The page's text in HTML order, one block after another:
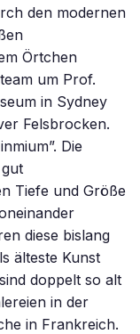
den modernen
Örtchen
um Prof.
in Sydney
Felsbrocken.
Die
Tiefe und Größe
diese bislang
älteste Kunst
doppelt so alt
in der
in Frankreich.